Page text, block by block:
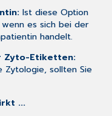
Ist diese Option
es sich bei der
handelt.
Zyto-Etiketten:
Zytologie, sollten Sie
...